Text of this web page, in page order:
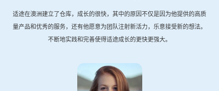
适途在澳洲建立了仓库，成长的很快，其中的原因不仅是因为他提供的高质
量产品和优秀的服务，还有他愿意为团队注射新活力，乐意接受新的想法。
不断地实践和完善使得适途成长的更快更强大。